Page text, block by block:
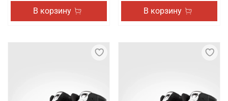
В корзину В корзину